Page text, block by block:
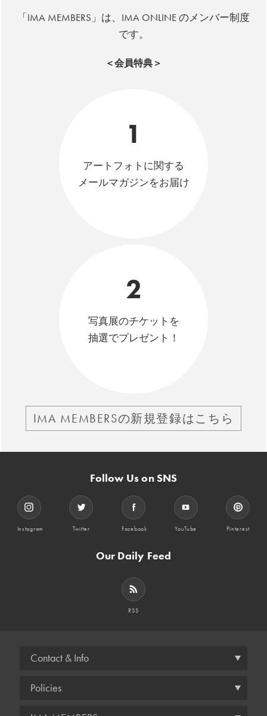
「IMA MEMBERS」は、IMA ONLINE のメンバー制度
です。
＜会員特典＞
1
アートフォトに関する
メールマガジンをお届け
2
写真展のチケットを
抽選でプレゼント！
IMA MEMBERSの新規登録はこちら
Follow Us on SNS
Instagram Twitter Facebook YouTube Pinterest
Our Daily Feed
RSS
Contact & Info
Policies